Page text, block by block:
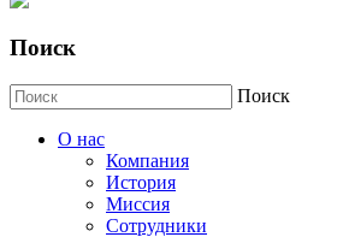
Поиск
Поиск
О нас
Компания
История
Миссия
Сотрудники